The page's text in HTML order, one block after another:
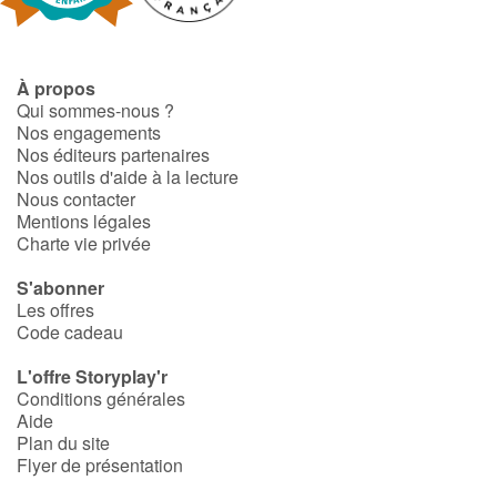
À propos
Qui sommes-nous ?
Nos engagements
Nos éditeurs partenaires
Nos outils d'aide à la lecture
Nous contacter
Mentions légales
Charte vie privée
S'abonner
Les offres
Code cadeau
L'offre Storyplay'r
Conditions générales
Aide
Plan du site
Flyer de présentation